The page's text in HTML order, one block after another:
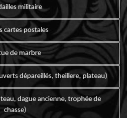
militaire
cartes postales
de marbre
dépareillés, theillere, plateau)
dague ancienne, trophée de
chasse)